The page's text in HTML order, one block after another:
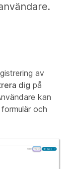
av
dig på
kan
och